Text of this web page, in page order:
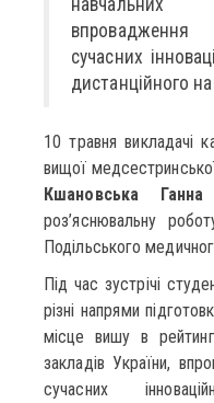
навчальних
сучасних
дистанційного
10 травня викладачі
вищої
Кшановська Ганна
роз’яснювальну
Подільського
Під час зустрічі
різні напрями
місце вишу в
закладів України,
сучасних